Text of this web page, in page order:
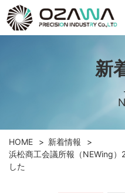
新
HOME
新着情報
浜松商工会議所報（NEWing
した